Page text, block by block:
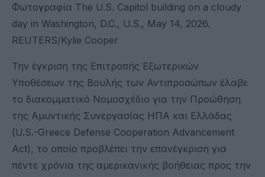
Φωτογραφία The U.S. Capitol building on a cloudy
day in Washington, D.C., U.S., May 14, 2026.
REUTERS/Kylie Cooper
Την έγκριση της Επιτροπής Εξωτερικών
Υποθέσεων της Βουλής των Αντιπροσώπων έλαβε
το διακομματικό Νομοσχέδιο για την Προώθηση
της Αμυντικής Συνεργασίας ΗΠΑ και Ελλάδας
(U.S.-Greece Defense Cooperation Advancement
Act), το οποίο προβλέπει την επανέγκριση για
πέντε χρόνια της αμερικανικής βοήθειας προς την